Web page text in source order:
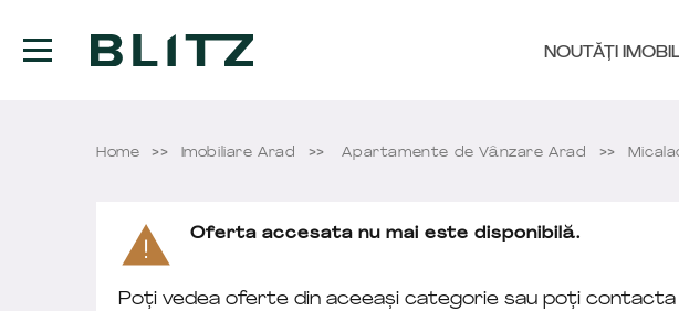
NOUTĂȚI
Home Imobiliare Arad Apartamente de Vânzare Arad
Oferta accesata nu mai este disponibilă.
Poți vedea oferte din aceeași categorie sau poți